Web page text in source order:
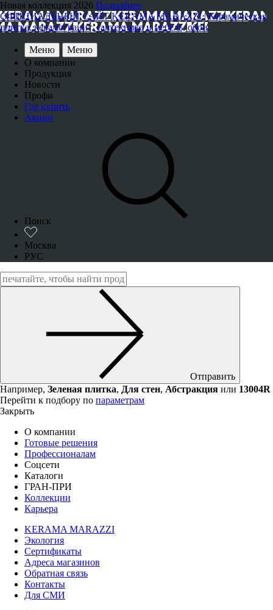
Новая коллекция 2026 Подробнее
ОФИЦИАЛЬНЫЙ САЙТ KERAMA MARAZZI | Керамическая
плитка, керамогранит, сантехника и мебель, обои
Меню
Меню
О компании
Продукция
Новости
Профи
Где купить
Акции
Поиск
Москва
РУС
Отправить
Например, Зеленая плитка, Для стен, Абстракция или 13004R
Перейти к подбору по параметрам
Закрыть
О компании
Готовые решения
Профессионалам
Соцсети
Каталоги
ГРАН-ПРИ
Коллекции
Карьера
KERAMA MARAZZI
Экология
Сертификаты
Адреса магазинов
Обратная связь
Контакты
Для СМИ